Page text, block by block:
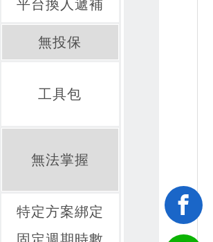
平台換人遞補
無投保
工具包
無法掌握
特定方案綁定
固定週期時數